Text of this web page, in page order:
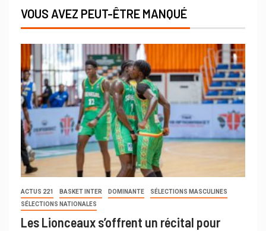
VOUS AVEZ PEUT-ÊTRE MANQUÉ
ACTUS 221 BASKET INTER DOMINANTE
SÉLECTIONS MASCULINES
SÉLECTIONS NATIONALES
Les Lionceaux s’offrent un récital pour